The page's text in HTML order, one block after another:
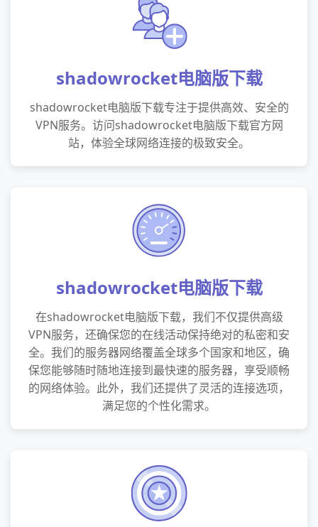
shadowrocket电脑版下载
shadowrocket电脑版下载专注于提供高效、安全的
VPN服务。访问shadowrocket电脑版下载官方网
站，体验全球网络连接的极致安全。
shadowrocket电脑版下载
在shadowrocket电脑版下载，我们不仅提供高级
VPN服务，还确保您的在线活动保持绝对的私密和安
全。我们的服务器网络覆盖全球多个国家和地区，确
保您能够随时随地连接到最快速的服务器，享受顺畅
的网络体验。此外，我们还提供了灵活的连接选项，
满足您的个性化需求。